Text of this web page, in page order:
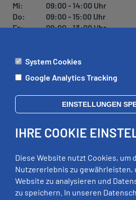
Mi:
09:00 - 14:00 Uhr
Do:
09:00 - 15:00 Uhr
Fr:
09:00 - 13:00 Uhr
ÄMTER
Di:
09:00 - 12:00 Uhr, 13:00
Mi:
geschlossen
Fr:
09:00 - 12:00 Uhr
RECHTLICHES
System Cookies
Google Analytics Tracking
EINSTELLUNGEN
IHRE COOKIE
Diese Website nutzt Cookies, um
Nutzererlebnis zu gewährleisten,
Website zu analysieren und
zu speichern. In unseren